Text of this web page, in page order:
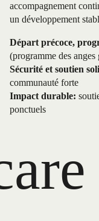
accompagnement
un développement
Départ précoce,
(programme des anges
Sécurité et soutien
communauté forte
Impact durable:
ponctuels